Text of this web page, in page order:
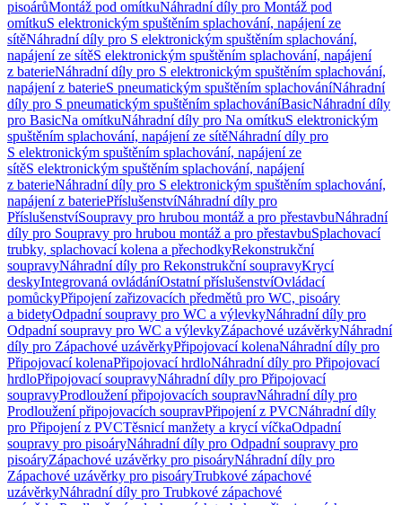
pisoárůMontáž pod omítkuNáhradní díly pro Montáž pod
omítkuS elektronickým spuštěním splachování, napájení ze
sítěNáhradní díly pro S elektronickým spuštěním splachování,
napájení ze sítěS elektronickým spuštěním splachování, napájení
z baterieNáhradní díly pro S elektronickým spuštěním splachování,
napájení z baterieS pneumatickým spuštěním splachováníNáhradní
díly pro S pneumatickým spuštěním splachováníBasicNáhradní díly
pro BasicNa omítkuNáhradní díly pro Na omítkuS elektronickým
spuštěním splachování, napájení ze sítěNáhradní díly pro
S elektronickým spuštěním splachování, napájení ze
sítěS elektronickým spuštěním splachování, napájení
z baterieNáhradní díly pro S elektronickým spuštěním splachování,
napájení z bateriePříslušenstvíNáhradní díly pro
PříslušenstvíSoupravy pro hrubou montáž a pro přestavbuNáhradní
díly pro Soupravy pro hrubou montáž a pro přestavbuSplachovací
trubky, splachovací kolena a přechodkyRekonstrukční
soupravyNáhradní díly pro Rekonstrukční soupravyKrycí
deskyIntegrovaná ovládáníOstatní příslušenstvíOvládací
pomůckyPřipojení zařizovacích předmětů pro WC, pisoáry
a bidetyOdpadní soupravy pro WC a výlevkyNáhradní díly pro
Odpadní soupravy pro WC a výlevkyZápachové uzávěrkyNáhradní
díly pro Zápachové uzávěrkyPřipojovací kolenaNáhradní díly pro
Připojovací kolenaPřipojovací hrdloNáhradní díly pro Připojovací
hrdloPřipojovací soupravyNáhradní díly pro Připojovací
soupravyProdloužení připojovacích soupravNáhradní díly pro
Prodloužení připojovacích soupravPřipojení z PVCNáhradní díly
pro Připojení z PVCTěsnicí manžety a krycí víčkaOdpadní
soupravy pro pisoáryNáhradní díly pro Odpadní soupravy pro
pisoáryZápachové uzávěrky pro pisoáryNáhradní díly pro
Zápachové uzávěrky pro pisoáryTrubkové zápachové
uzávěrkyNáhradní díly pro Trubkové zápachové